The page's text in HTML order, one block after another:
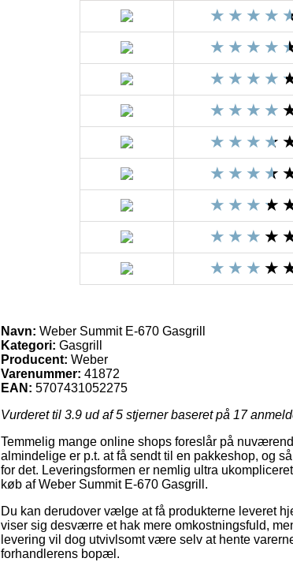
Navn: Weber Summit E-670 Gasgrill
Kategori: Gasgrill
Producent: Weber
Varenummer: 41872
EAN: 5707431052275
Vurderet til 3.9 ud af 5 stjerner baseret på 17
Temmelig mange online shops foreslår på
almindelige er p.t. at få sendt til en pakkeshop, og
for det. Leveringsformen er nemlig ultra
køb af Weber Summit E-670 Gasgrill.
Du kan derudover vælge at få produkterne leveret
viser sig desværre et hak mere omkostningsfuld,
levering vil dog utvivlsomt være selv at hente
forhandlerens bopæl.